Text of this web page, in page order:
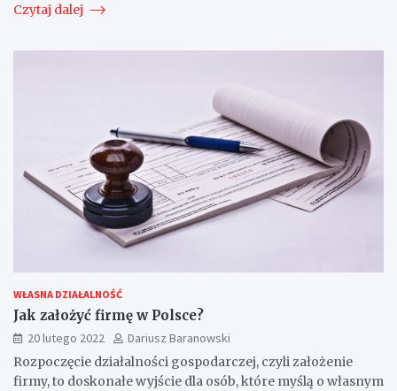
Czytaj dalej
WŁASNA DZIAŁALNOŚĆ
Jak założyć firmę w Polsce?
20 lutego 2022
Dariusz Baranowski
Rozpoczęcie działalności gospodarczej, czyli założenie
firmy, to doskonałe wyjście dla osób, które myślą o własnym